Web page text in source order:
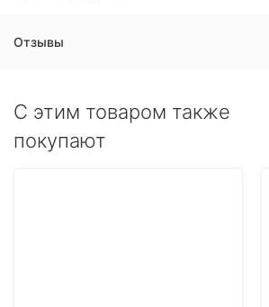
Отзывы
C этим товаром также
покупают